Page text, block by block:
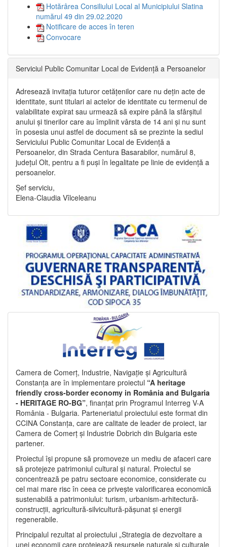
Hotărârea Consiliului Local al Municipiului Slatina
numărul 49 din 29.02.2020
Notificare de acces în teren
Convocare
Serviciul Public Comunitar Local de Evidență a Persoanelor
Adresează invitația tuturor cetățenilor care nu dețin acte de
identitate, sunt titulari ai actelor de identitate cu termenul de
valabilitate expirat sau urmează să expire până la sfârșitul
anului și tinerilor care au împlinit vârsta de 14 ani și nu sunt
în posesia unui astfel de document să se prezinte la sediul
Serviciului Public Comunitar Local de Evidență a
Persoanelor, din Strada Centura Basarabilor, numărul 8,
județul Olt, pentru a fi puși în legalitate pe linie de evidență a
persoanelor.
Șef serviciu,
Elena-Claudia Vîlceleanu
Camera de Comerț, Industrie, Navigație și Agricultură
Constanța are în implementare proiectul “A heritage
friendly cross-border economy in România and Bulgaria
- HERITAGE RO-BG”, finanțat prin Programul Interreg V-A
România - Bulgaria. Parteneriatul proiectului este format din
CCINA Constanța, care are calitate de leader de proiect, iar
Camera de Comerț și Industrie Dobrich din Bulgaria este
partener.
Proiectul își propune să promoveze un mediu de afaceri care
să protejeze patrimoniul cultural și natural. Proiectul se
concentrează pe patru sectoare economice, considerate cu
cel mai mare risc în ceea ce privește valorificarea economică
sustenabilă a patrimoniului: turism, urbanism-arhitectură-
construcții, agricultură-silvicultură-pășunat și energii
regenerabile.
Principalul rezultat al proiectului „Strategia de dezvoltare a
unei economii care protejează resursele naturale și culturale